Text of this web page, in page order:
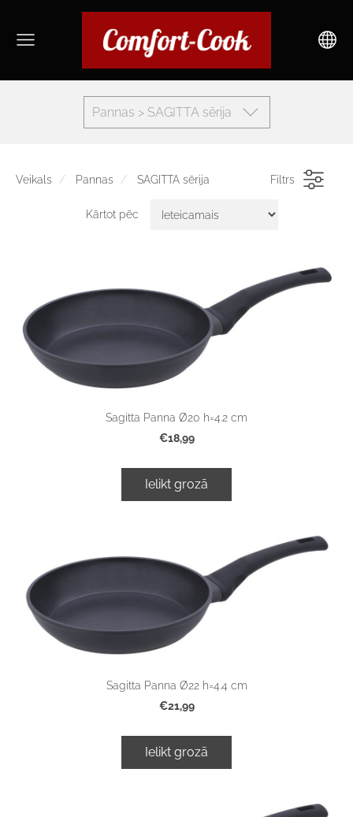
Pannas > SAGITTA sērija
Veikals Pannas SAGITTA sērija Filtrs
Kārtot pēc
Sagitta Panna Ø20 h=4.2 cm
€18,99
Ielikt grozā
Sagitta Panna Ø22 h=4.4 cm
€21,99
Ielikt grozā